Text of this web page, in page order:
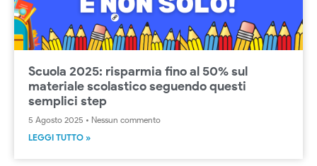
Scuola 2025: risparmia fino al 50% sul
materiale scolastico seguendo questi
semplici step
5 Agosto 2025
Nessun commento
LEGGI TUTTO »